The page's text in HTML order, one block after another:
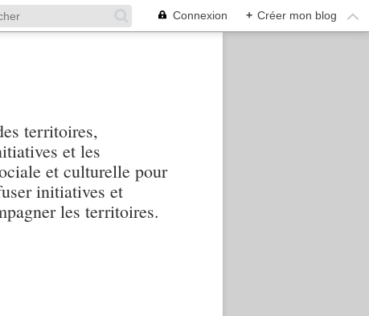
Connexion + Créer mon blog
territoires,
et les
et culturelle pour
initiatives et
les territoires.